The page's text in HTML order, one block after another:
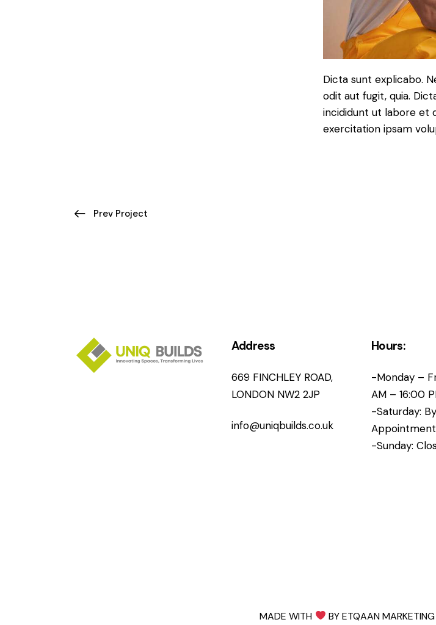
Dicta sunt explicabo.
odit aut fugit, quia.
incididunt ut labore et
exercitation ipsam
Prev Project
Address
669 FINCHLEY ROAD,
LONDON NW2 2JP
info@uniqbuilds.co.uk
Hours:
-Monday –
AM – 16:00
-Saturday: By
-Sunday:
MADE WITH BY ETQAAN MARKETING